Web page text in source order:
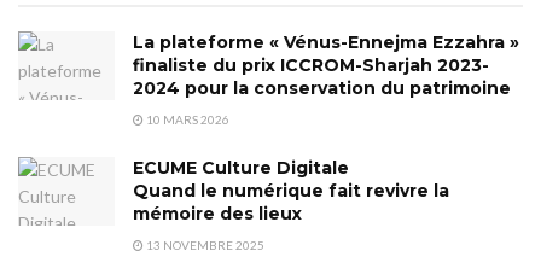
La plateforme « Vénus-Ennejma Ezzahra »
finaliste du prix ICCROM-Sharjah 2023-
2024 pour la conservation du patrimoine
10 MARS 2026
ECUME Culture Digitale
Quand le numérique fait revivre la
mémoire des lieux
13 NOVEMBRE 2025